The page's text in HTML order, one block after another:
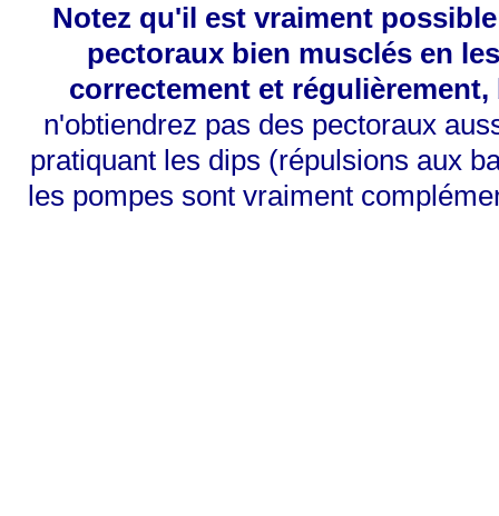
Notez qu'il est vraiment
pectoraux bien musclés en
correctement et régulièrement,
n'obtiendrez pas des pectoraux
pratiquant les dips (répulsions aux
les pompes sont vraiment